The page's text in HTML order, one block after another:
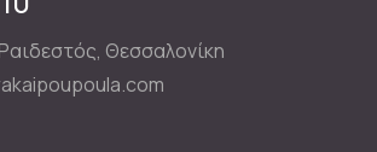
Θεσσαλονίκη